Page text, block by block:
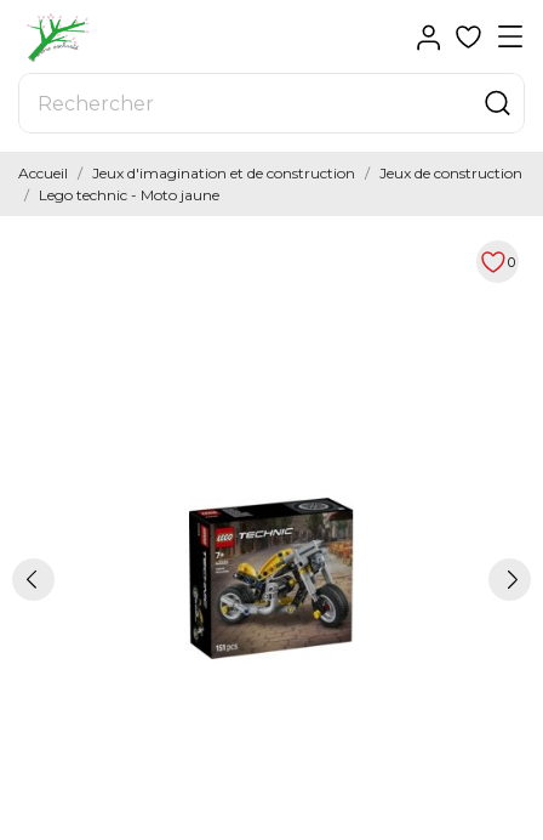
Accueil Jeux d'imagination et de construction
Jeux de construction
Lego technic - Moto jaune
0